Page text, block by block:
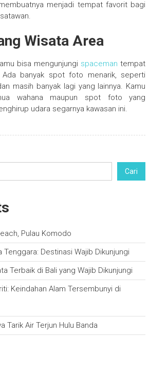
menjadi tempat favorit bagi
Wisata Area
bisa mengunjungi spaceman tempat
banyak spot foto menarik, seperti
masih banyak lagi yang lainnya. Kamu
wahana maupun spot foto yang
udara segarnya kawasan ini.
Cari
Pulau Komodo
Tenggara: Destinasi Wajib Dikunjungi
Terbaik di Bali yang Wajib Dikunjungi
Keindahan Alam Tersembunyi di
Tarik Air Terjun Hulu Banda